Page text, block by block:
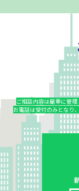
ご相談内容は厳重に管理
お電話は受付のみとなり